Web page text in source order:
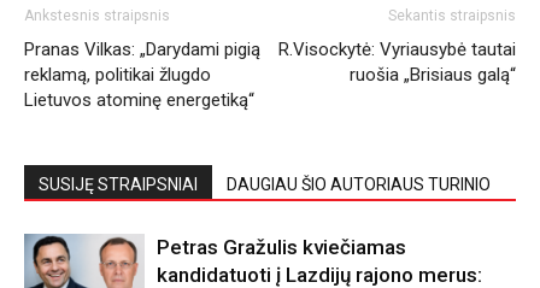
Ankstesnis straipsnis
Pranas Vilkas: „Darydami pigią
reklamą, politikai žlugdo
Lietuvos atominę energetiką“
Sekantis straipsnis
R.Visockytė: Vyriausybė tautai
ruošia „Brisiaus galą“
SUSIJĘ STRAIPSNIAI DAUGIAU ŠIO AUTORIAUS TURINIO
Petras Gražulis kviečiamas
kandidatuoti į Lazdijų rajono merus: